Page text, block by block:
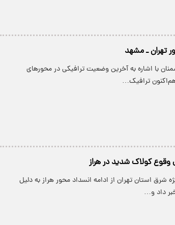
‌تهران ـ مشهد
با اشاره به آخرین وضعیت ترافیکی در محورهای
ترافیک…
وقوع کولاک شدید در هراز
شرق استان تهران از ادامه انسداد محور هراز به دلیل
داد و…